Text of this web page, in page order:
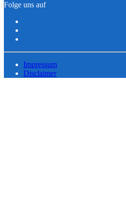
Folge uns auf
Impressum
Disclaimer